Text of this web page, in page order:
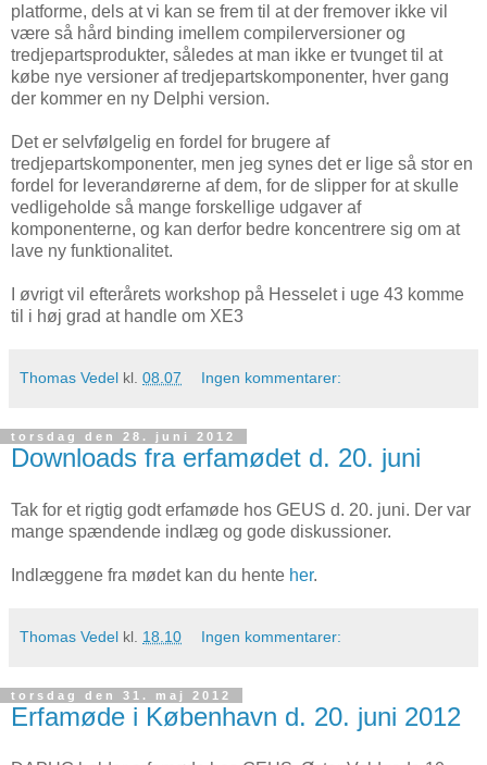
platforme, dels at vi kan se frem til at der fremover ikke vil
være så hård binding imellem compilerversioner og
tredjepartsprodukter, således at man ikke er tvunget til at
købe nye versioner af tredjepartskomponenter, hver gang
der kommer en ny Delphi version.
Det er selvfølgelig en fordel for brugere af
tredjepartskomponenter, men jeg synes det er lige så stor en
fordel for leverandørerne af dem, for de slipper for at skulle
vedligeholde så mange forskellige udgaver af
komponenterne, og kan derfor bedre koncentrere sig om at
lave ny funktionalitet.
I øvrigt vil efterårets workshop på Hesselet i uge 43 komme
til i høj grad at handle om XE3
Thomas Vedel kl. 08.07 Ingen kommentarer:
torsdag den 28. juni 2012
Downloads fra erfamødet d. 20. juni
Tak for et rigtig godt erfamøde hos GEUS d. 20. juni. Der var
mange spændende indlæg og gode diskussioner.
Indlæggene fra mødet kan du hente her.
Thomas Vedel kl. 18.10 Ingen kommentarer:
torsdag den 31. maj 2012
Erfamøde i København d. 20. juni 2012